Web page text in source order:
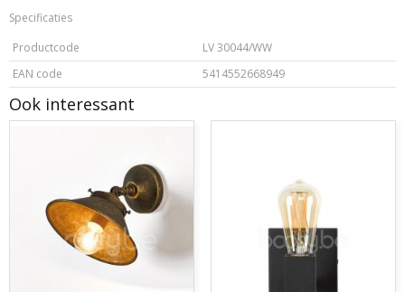
Specificaties
Productcode
LV 30044/WW
EAN code
5414552668949
Ook interessant